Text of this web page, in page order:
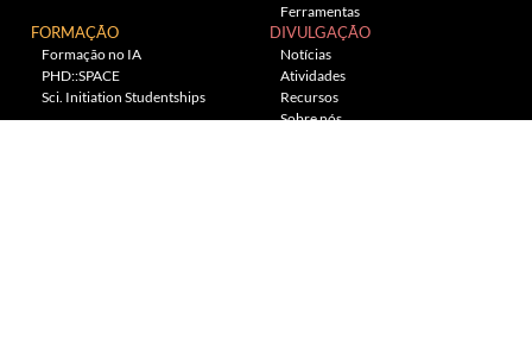
Ferramentas
FORMAÇÃO
Formação no IA
PHD::SPACE
Sci. Initiation Studentships
DIVULGAÇÃO
Notícias
Atividades
Recursos
Sobre nós